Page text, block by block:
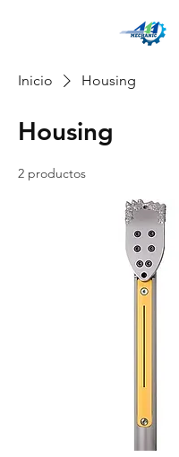
Inicio Housing
Housing
2 productos